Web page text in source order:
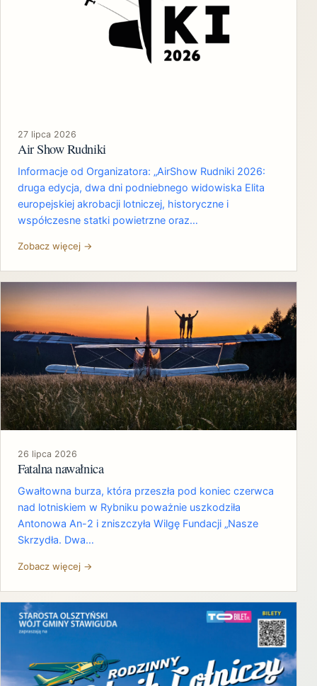
27 lipca 2026
Air Show Rudniki
Informacje od Organizatora: „AirShow Rudniki 2026:
druga edycja, dwa dni podniebnego widowiska Elita
europejskiej akrobacji lotniczej, historyczne i
współczesne statki powietrzne oraz…
Zobacz więcej →
26 lipca 2026
Fatalna nawałnica
Gwałtowna burza, która przeszła pod koniec czerwca
nad lotniskiem w Rybniku poważnie uszkodziła
Antonowa An-2 i zniszczyła Wilgę Fundacji „Nasze
Skrzydła. Dwa…
Zobacz więcej →